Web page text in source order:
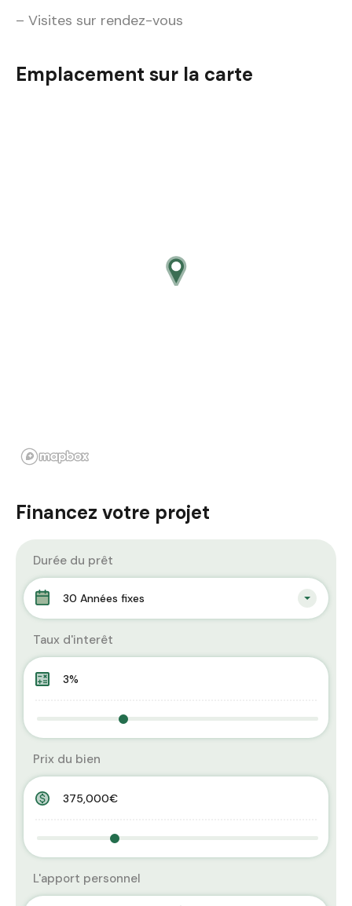
– Visites sur rendez-vous
Emplacement sur la carte
Financez votre projet
Durée du prêt
30 Années fixes
Taux d'interêt
Prix du bien
L'apport personnel